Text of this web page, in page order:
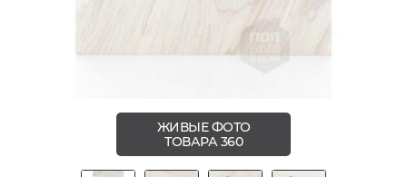
ЖИВЫЕ ФОТО
ТОВАРА 360